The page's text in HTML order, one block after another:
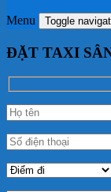
Menu Toggle
ĐẶT TAXI